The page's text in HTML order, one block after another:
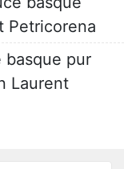
Petricorena
basque pur
Laurent